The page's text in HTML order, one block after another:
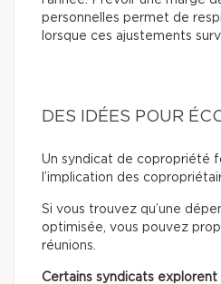
personnelles permet de
lorsque ces ajustements
DES IDÉES POUR
Un syndicat de copropriété
l’implication des
Si vous trouvez qu’une
optimisée, vous pouvez
réunions.
Certains syndicats explorent